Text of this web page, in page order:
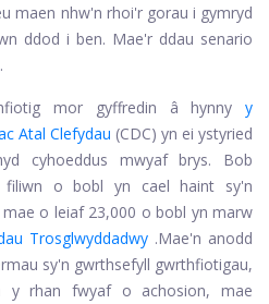
maen nhw'n rhoi'r gorau i gymryd
ddod i ben. Mae'r ddau senario
mor gyffredin â hynny
y
Atal Clefydau (CDC) yn ei ystyried
cyhoeddus mwyaf brys. Bob
o bobl yn cael haint sy'n
o leiaf 23,000 o bobl yn marw
Trosglwyddadwy .Mae'n anodd
sy'n gwrthsefyll gwrthfiotigau,
y rhan fwyaf o achosion, mae